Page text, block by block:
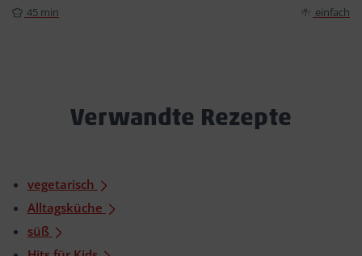
45 min einfach
Verwandte Rezepte
vegetarisch
Alltagsküche
süß